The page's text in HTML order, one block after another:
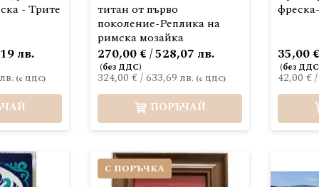
- Трите
лв.
титан от първо
поколение-Реплика на
римска мозайка
324,00 €/633,69 лв.
270,00 € / 528,07 лв.
ПОРЪЧАЙ
42,00 €
35,00
С ПОРЪЧКА